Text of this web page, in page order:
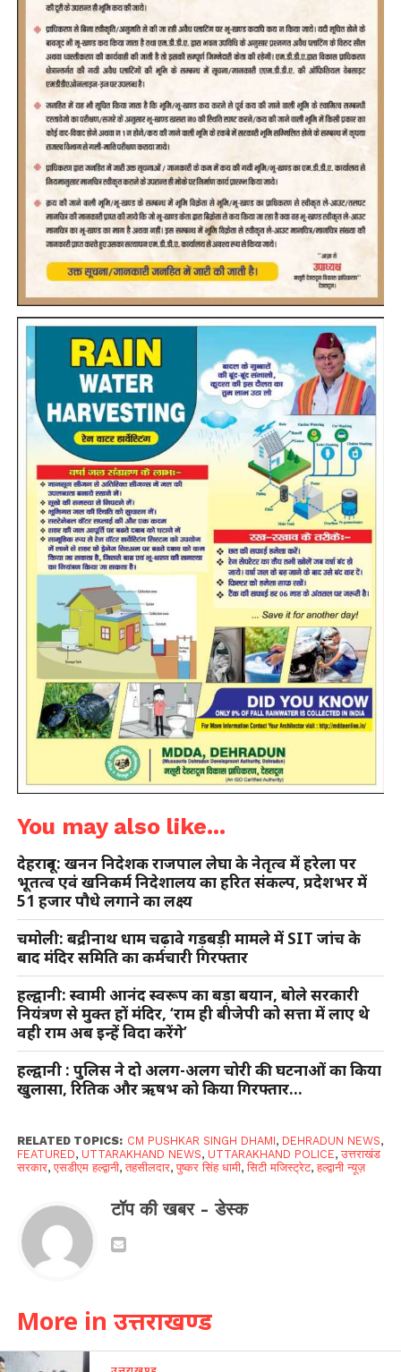
You may also like...
देहरादून: खनन निदेशक राजपाल लेघा के नेतृत्व में हरेला पर
भूतत्व एवं खनिकर्म निदेशालय का हरित संकल्प, प्रदेशभर में
51 हजार पौधे लगाने का लक्ष्य
चमोली: बद्रीनाथ धाम चढ़ावे गड़बड़ी मामले में SIT जांच के
बाद मंदिर समिति का कर्मचारी गिरफ्तार
हल्द्वानी: स्वामी आनंद स्वरूप का बड़ा बयान, बोले सरकारी
नियंत्रण से मुक्त हों मंदिर, ‘राम ही बीजेपी को सत्ता में लाए थे
वही राम अब इन्हें विदा करेंगे’
हल्द्वानी : पुलिस ने दो अलग-अलग चोरी की घटनाओं का किया
खुलासा, रितिक और ऋषभ को किया गिरफ्तार…
RELATED TOPICS: CM PUSHKAR SINGH DHAMI, DEHRADUN NEWS,
FEATURED, UTTARAKHAND NEWS, UTTARAKHAND POLICE,उत्तराखंड
सरकार,एसडीएम हल्द्वानी,तहसीलदार,पुष्कर सिंह धामी,सिटी मजिस्ट्रेट,हल्द्वानी न्यूज़
टॉप की खबर - डेस्क
More in उत्तराखण्ड